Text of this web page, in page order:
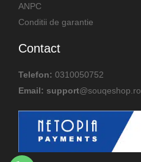
ANPC
Conditii de garantie
Contact
Telefon: 0310050752
Email: support@souqeshop.ro